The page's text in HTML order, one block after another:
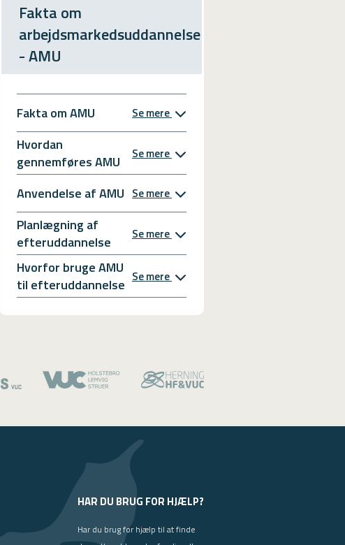
Fakta om
arbejdsmarkedsuddannelse
- AMU
Fakta om AMU Se mere
Hvordan
gennemføres AMU
Se mere
Anvendelse af AMU Se mere
Planlægning af
efteruddannelse
Se mere
Hvorfor bruge AMU
til efteruddannelse Se mere
HAR DU BRUG FOR HJÆLP?
Har du brug for hjælp til at finde